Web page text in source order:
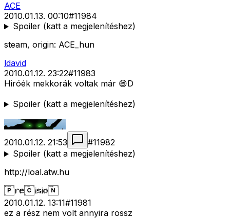
ACE
2010.01.13. 00:10#11984
Spoiler (katt a megjelenítéshez)
steam, origin: ACE_hun
ldavid
2010.01.12. 23:22#11983
Hiróék mekkorák voltak már 😄D
Spoiler (katt a megjelenítéshez)
2010.01.12. 21:53 #11982
Spoiler (katt a megjelenítéshez)
http://loal.atw.hu
2010.01.12. 13:11#11981
ez a rész nem volt annyira rossz